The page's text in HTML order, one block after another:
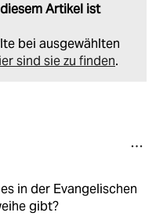
Artikel ist
bei ausgewählten
sind sie zu finden.
in der Evangelischen
gibt?